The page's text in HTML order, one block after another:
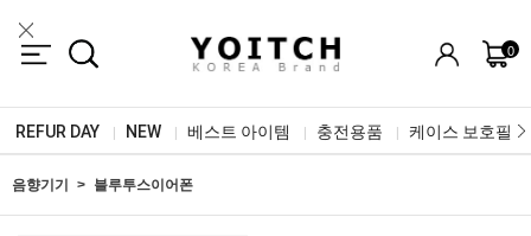
0
REFUR DAY NEW 베스트 아이템 충전용품 케이스 보호필름
음향기기 블루투스이어폰